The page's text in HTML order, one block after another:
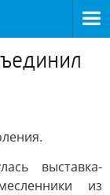
выставка-
из